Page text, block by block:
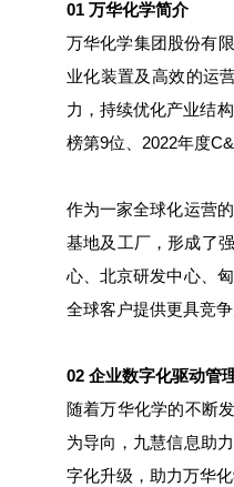
01 万华化学简介
万华化学集团股份有
业化装置及高效的运
力，持续优化产业结
榜第9位、2022年度
作为一家全球化运营
基地及工厂，形成了
心、北京研发中心、
全球客户提供更具竞
02 企业数字化驱动管
随着万华化学的不断
为导向，九慧信息助力
字化升级，助力万华